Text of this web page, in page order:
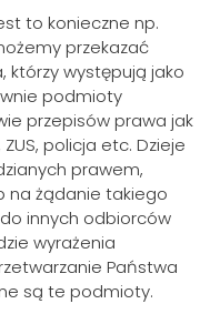
to konieczne np.
przekazać
występują jako
podmioty
przepisów prawa jak
policja etc. Dzieje
prawem,
na żądanie takiego
innych odbiorców
wyrażenia
Państwa
są te podmioty.